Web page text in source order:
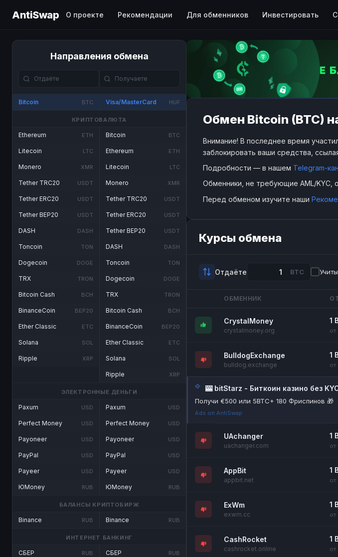
AntiSwap О проекте Рекомендации Для обменников Инвестировать
Направления обмена
Bitcoin BTC Visa/MasterCard HUF
КРИПТОВАЛЮТА
Ethereum ETH
Litecoin LTC
Monero XMR
Tether TRC20 USDT
Tether ERC20 USDT
Tether BEP20 USDT
DASH DASH
Toncoin TON
Dogecoin DOGE
TRX TRON
Bitcoin Cash BCH
BinanceCoin BEP20
Ether Classic ETC
Solana SOL
Ripple XRP
Bitcoin BTC
Ethereum ETH
Litecoin LTC
Monero XMR
Tether TRC20 USDT
Tether ERC20 USDT
Tether BEP20 USDT
DASH DASH
Toncoin TON
Dogecoin DOGE
TRX TRON
Bitcoin Cash BCH
BinanceCoin BEP20
Ether Classic ETC
Solana SOL
Ripple XRP
ЭЛЕКТРОННЫЕ ДЕНЬГИ
Paxum USD
Perfect Money USD
Payoneer USD
PayPal USD
Payeer USD
ЮMoney RUB
Paxum USD
Perfect Money USD
Payoneer USD
PayPal USD
Payeer USD
ЮMoney RUB
БАЛАНСЫ КРИПТОБИРЖ
Binance RUB Binance RUB
ИНТЕРНЕТ БАНКИНГ
СБЕР RUB СБЕР RUB
Обмен Bitcoin (BTC)
Внимание! В последнее время
заблокировать ваши средства,
Подробности — в нашем Telegram-
Обменники, не требующие AML/KYC,
Перед обменом изучите наши
Курсы обмена
Отдаёте BTC
ОБМЕННИК
CrystalMoney
crystalmoney.org
1
от
BulldogExchange
bulldog.exchange
1
от
🎰 bitStarz - Биткоин казино без
Получи €500 или 5BTC+ 180 Фриспинов 🎁
Ads on AntiSwap
UAchanger
uachanger.com
1
от
AppBit
appbit.net
1
от
ExWm
exwm.cc
1
от
CashRocket
cashrocket.online
1
от